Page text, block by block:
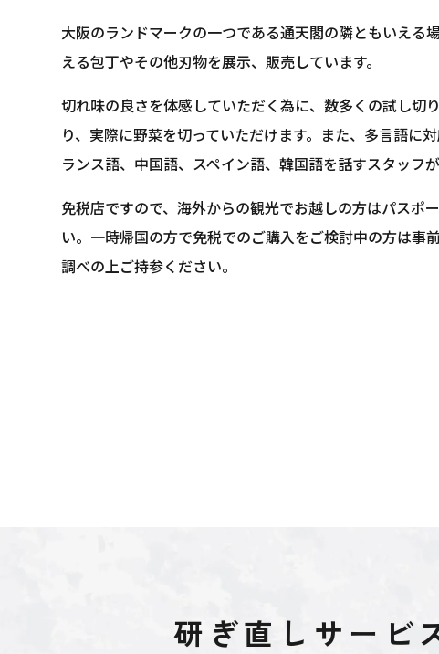
大阪のランドマークの一つである通天閣の隣ともいえる
える包丁やその他刃物を展示、販売しています。
切れ味の良さを体感していただく為に、数多くの試し切
り、実際に野菜を切っていただけます。また、多言語に
ランス語、中国語、スペイン語、韓国語を話すスタッフ
免税店ですので、海外からの観光でお越しの方はパスポ
い。一時帰国の方で免税でのご購入をご検討中の方は事
調べの上ご持参ください。
研ぎ直しサービ